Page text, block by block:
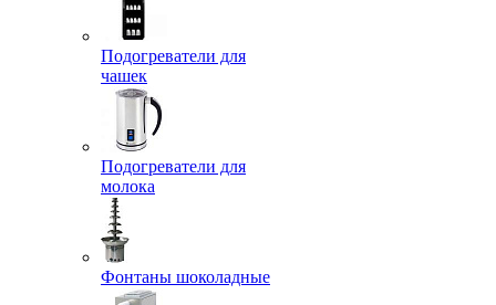
Подогреватели для
чашек
Подогреватели для
молока
Фонтаны шоколадные